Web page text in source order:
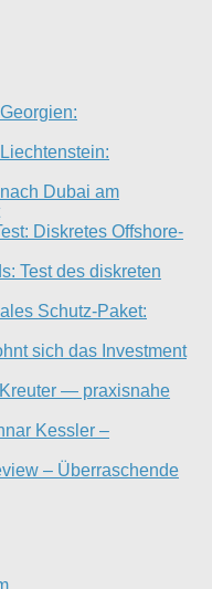
Dubai am
Diskretes Offshore-
Test des diskreten
Schutz-Paket:
sich das Investment
— praxisnahe
Kessler –
– Überraschende